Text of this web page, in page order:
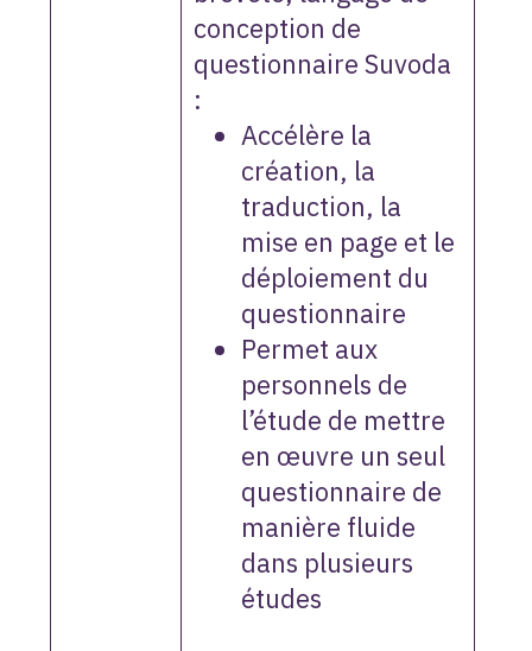
conception de
questionnaire Suvoda
:
Accélère la
création, la
traduction, la
mise en page et le
déploiement du
questionnaire
Permet aux
personnels de
l’étude de mettre
en œuvre un seul
questionnaire de
manière fluide
dans plusieurs
études